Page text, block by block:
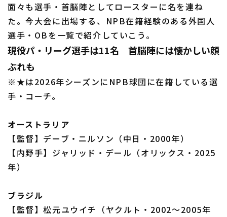
利用規約
運営会社（別ウィンドウで開く） よくある質問
特定商取引法の表示
面々も選手・首脳陣としてロースターに名を連ね
た。今大会に出場する、NPB在籍経験のある外国人
選手・OBを一覧で紹介していこう。
現役パ・リーグ選手は11名 首脳陣には懐かしい顔
ぶれも
※★は2026年シーズンにNPB球団に在籍している選
手・コーチ。
オーストラリア
【監督】デーブ・ニルソン（中日・2000年）
【内野手】ジャリッド・デール（オリックス・2025
年）
ブラジル
【監督】松元ユウイチ（ヤクルト・2002～2005年